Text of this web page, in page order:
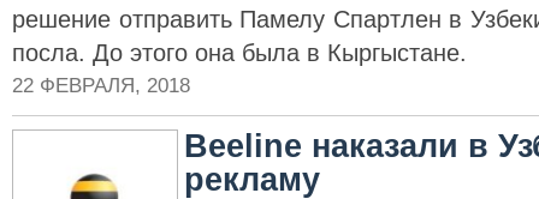
решение отправить Памелу Спартлен в
посла. До этого она была в Кыргыстане.
22 ФЕВРАЛЯ, 2018
Beeline наказали в
рекламу